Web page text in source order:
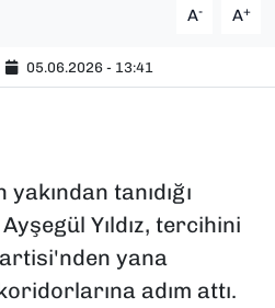
A- A+
05.06.2026 - 13:41
tanıdığı
Yıldız, tercihini
yana
adım attı.